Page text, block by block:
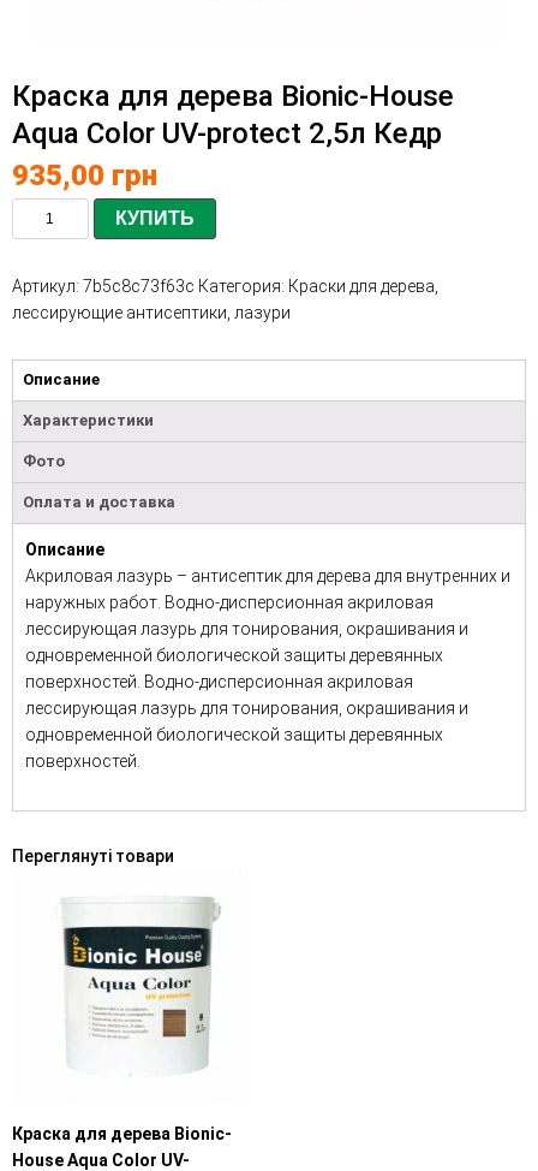
Краска для дерева Bionic-House
Aqua Color UV-protect 2,5л Кедр
935,00 грн
КУПИТЬ
Артикул: 7b5c8c73f63c Категория: Краски для дерева,
лессирующие антисептики, лазури
Описание
Характеристики
Фото
Оплата и доставка
Описание
Акриловая лазурь – антисептик для дерева для внутренних и
наружных работ. Водно-дисперсионная акриловая
лессирующая лазурь для тонирования, окрашивания и
одновременной биологической защиты деревянных
поверхностей. Водно-дисперсионная акриловая
лессирующая лазурь для тонирования, окрашивания и
одновременной биологической защиты деревянных
поверхностей.
Переглянуті товари
Краска для дерева Bionic-
House Aqua Color UV-